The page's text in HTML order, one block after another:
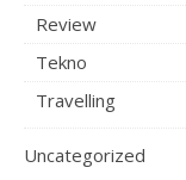
Review
Tekno
Travelling
Uncategorized